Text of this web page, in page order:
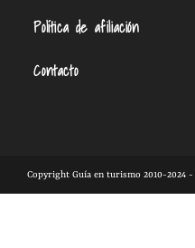
Política de afiliación
Contacto
Copyright Guía en turismo 2010-2024